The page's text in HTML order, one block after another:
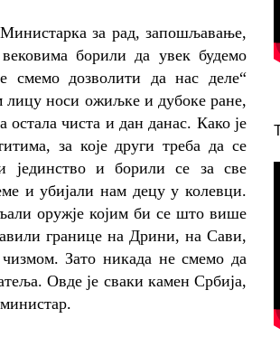
за рад, запошљавање,
борили да увек будемо
смемо дозволити да нас деле“
лицу носи ожиљке и дубоке ране,
чиста и дан данас. Како је
за које други треба да се
јединство и борили се за све
и убијали нам децу у колевци.
оружје којим би се што више
границе на Дрини, на Сави,
Зато никада не смемо да
Овде је сваки камен Србија,